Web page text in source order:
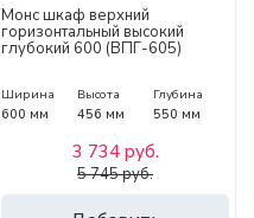
Монс шкаф верхний
горизонтальный высокий
глубокий 600 (ВПГ-605)
Ширина
600 мм
Высота
456 мм
Глубина
550 мм
3 734 руб.
5 745 руб.